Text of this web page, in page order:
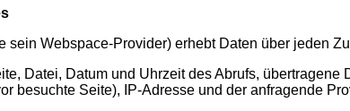
sein Webspace-Provider) erhebt Daten über jeden
Datei, Datum und Uhrzeit des Abrufs,
besuchte Seite), IP-Adresse und der anfragende